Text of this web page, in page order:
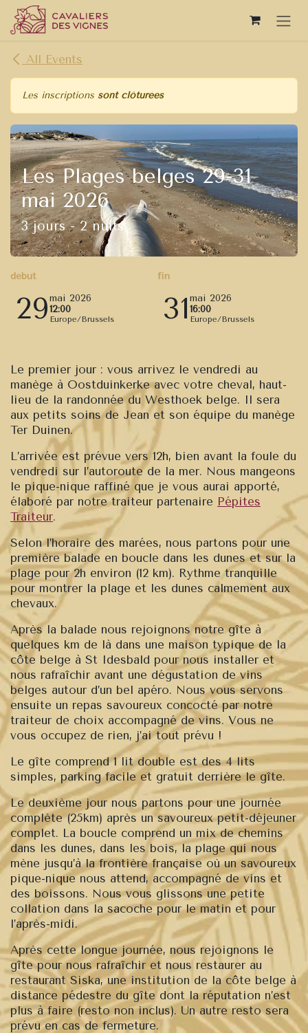
Se rendre au contenu
All Events
Les inscriptions sont clôturées
Les Plages belges 29-31
mai 2026
3 jours - 2 nuits
début
29mai 2026
12:00
Europe/Brussels
fin
31 mai 2026
16:00
Europe/Brussels
Le premier jour : vous arrivez le vendredi au
manège à Oostduinkerke avec votre cheval, haut-
lieu de la randonnée du Westhoek belge. Il sera
aux petits soins de Jean et son équipe du manège
Ter Duinen.
L’arrivée est prévue vers 12h, bien avant la foule du
vendredi sur l’autoroute de la mer. Nous mangeons
le pique-nique raffiné que je vous aurai apporté,
élaboré par notre traiteur partenaire Pépites
Traiteur.
Selon l’horaire des marées, nous partons pour une
première balade en boucle dans les dunes et sur la
plage pour 2h environ (12 km). Rythme tranquille
pour montrer la plage et les dunes calmement aux
chevaux.
Après la balade nous rejoignons notre gîte à
quelques km de là dans une maison typique de la
côte belge à St Idesbald pour nous installer et
nous rafraîchir avant une dégustation de vins
belges autour d’un bel apéro. Nous vous servons
ensuite un repas savoureux concocté par notre
traiteur de choix accompagné de vins. Vous ne
vous occupez de rien, j’ai tout prévu !
Le gîte comprend 1 lit double est des 4 lits
simples, parking facile et gratuit derrière le gîte.
Le deuxième journous partons pour une journée
complète (25km) après un savoureux petit-déjeuner
complet. La boucle comprend un mix de chemins
dans les dunes, dans les bois, la plage qui nous
mène jusqu’à la frontière française où un savoureux
pique-nique nous attend, accompagné de vins et
des boissons. Nous vous glissons une petite
collation dans la sacoche pour le matin et pour
l’après-midi.
Après cette longue journée, nous rejoignons le
gîte pour nous rafraîchir et nous restaurer au
restaurant Siska, une institution de la côte belge à
distance pédestre du gîte dont la réputation n’est
plus à faire (resto non inclus). Un autre resto sera
prévu en cas de fermeture.